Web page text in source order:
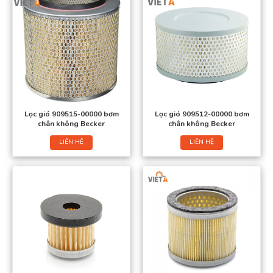
Lọc gió 909515-00000 bơm
chân không Becker
LIÊN HỆ
Lọc gió 909512-00000 bơm
chân không Becker
LIÊN HỆ